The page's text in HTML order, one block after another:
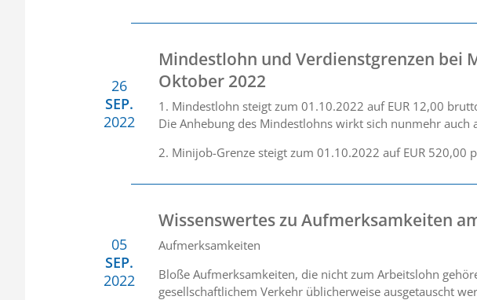
26
SEP.
2022
Mindestlohn und Verdienstgrenzen bei
Oktober 2022
1. Mindestlohn steigt zum 01.10.2022 auf EUR 12,00
Die Anhebung des Mindestlohns wirkt sich nunmehr
2. Minijob-Grenze steigt zum 01.10.2022 auf EUR 520,00
05
SEP.
2022
Wissenswertes zu Aufmerksamkeiten
Aufmerksamkeiten
Bloße Aufmerksamkeiten, die nicht zum Arbeitslohn
gesellschaftlichem Verkehr üblicherweise ausgetauscht